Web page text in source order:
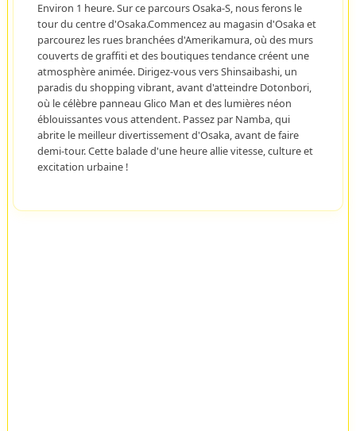
Environ 1 heure. Sur ce parcours Osaka-S, nous ferons le
tour du centre d'Osaka.Commencez au magasin d'Osaka et
parcourez les rues branchées d'Amerikamura, où des murs
couverts de graffiti et des boutiques tendance créent une
atmosphère animée. Dirigez-vous vers Shinsaibashi, un
paradis du shopping vibrant, avant d'atteindre Dotonbori,
où le célèbre panneau Glico Man et des lumières néon
éblouissantes vous attendent. Passez par Namba, qui
abrite le meilleur divertissement d'Osaka, avant de faire
demi-tour. Cette balade d'une heure allie vitesse, culture et
excitation urbaine !